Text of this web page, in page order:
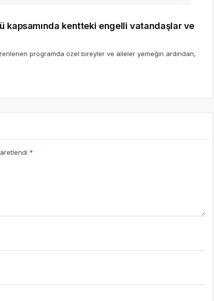
kapsamında kentteki engelli vatandaşlar ve
programda özel bireyler ve aileler yemeğin ardından,
*